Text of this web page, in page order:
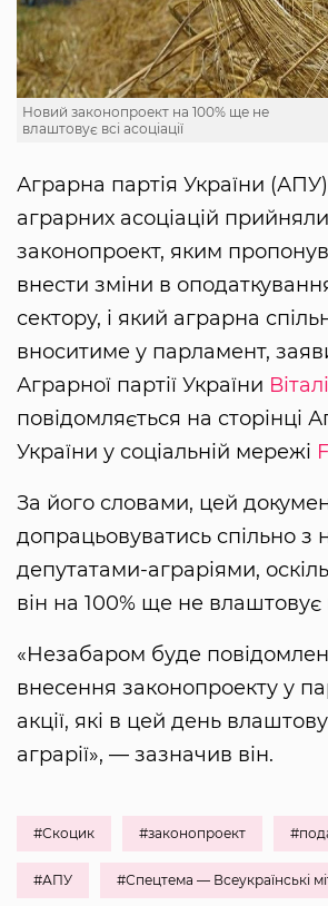
Новий законопроект на 100% ще не
влаштовує всі асоціації
Аграрна партія України (АПУ)
аграрних асоціацій
законопроект, яким
внести зміни в
сектору, і який аграрна
вноситиме у парламент,
Аграрної партії України
повідомляється на сторінці
України у соціальній мережі
За його словами, цей
допрацьовуватись спільно з
депутатами-аграріями,
він на 100% ще не влаштовує
«Незабаром буде
внесення законопроекту у
акції, які в цей день
аграрії», — зазначив він.
#Скоцик #законопроект
#АПУ #Спецтема — Всеукраїнські